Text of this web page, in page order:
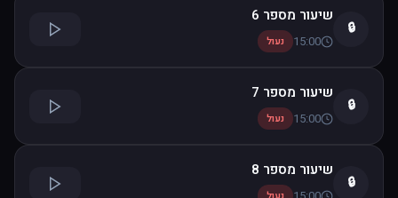
🔒
שיעור מספר 6
15:00 נעול
🔒
שיעור מספר 7
15:00 נעול
🔒
שיעור מספר 8